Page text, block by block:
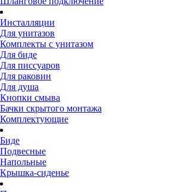
Инсталляции
Для унитазов
Комплекты с унитазом
Для биде
Для писсуаров
Для раковин
Для душа
Кнопки смыва
Бачки скрытого монтажа
Комплектующие
Биде
Подвесные
Напольные
Крышка-сиденье